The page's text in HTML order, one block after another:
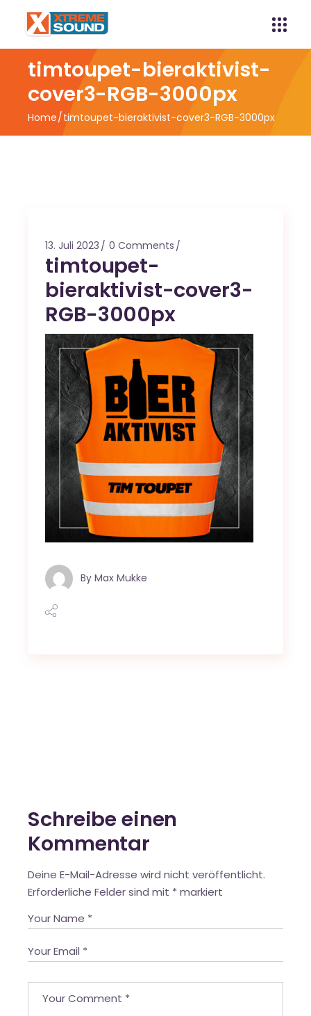
timtoupet-bieraktivist-
cover3-RGB-3000px
Home timtoupet-bieraktivist-cover3-RGB-3000px
13. Juli 2023 0 Comments
timtoupet-
bieraktivist-cover3-
RGB-3000px
By Max Mukke
Schreibe einen
Kommentar
Deine E-Mail-Adresse wird nicht veröffentlicht.
Erforderliche Felder sind mit * markiert